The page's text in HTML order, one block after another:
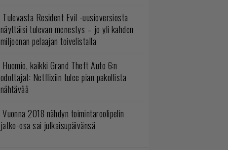
Tulevasta Resident Evil -uusioversiosta
näyttäisi tulevan menestys – jo yli kahden
miljoonan pelaajan toivelistalla
Huomio, kaikki Grand Theft Auto 6:n
odottajat: Netflixiin tulee pian pakollista
nähtävää
Vuonna 2018 nähdyn toimintaroolipelin
jatko-osa sai julkaisupäivänsä